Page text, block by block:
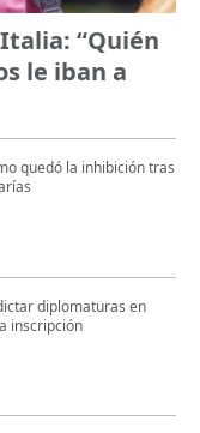
“Quién
le iban a
quedó la inhibición tras
diplomaturas en
inscripción